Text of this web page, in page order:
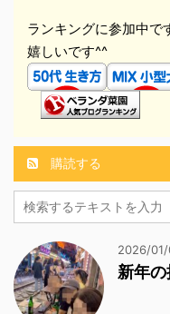
ランキングに参加中で
嬉しいです^^
購読する
2026/
新年